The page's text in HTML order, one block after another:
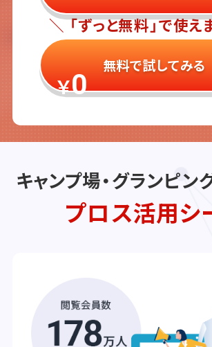
＼ 「ずっと無料」で使え
￥0
無料で試してみる
キャンプ場・グランピン
プロス活用シ